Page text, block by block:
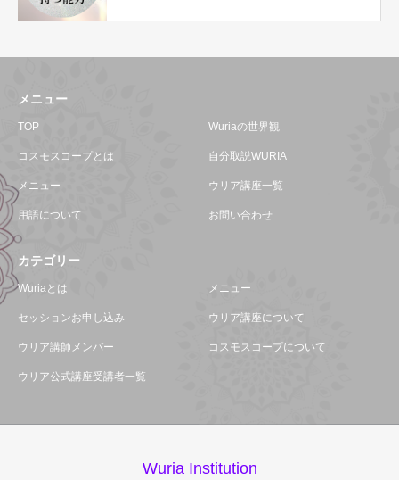
メニュー
TOP Wuriaの世界観
コスモスコープとは 自分取説WURIA
メニュー ウリア講座一覧
用語について お問い合わせ
カテゴリー
Wuriaとは メニュー
セッションお申し込み ウリア講座について
ウリア講師メンバー コスモスコープについて
ウリア公式講座受講者一覧
Wuria Institution